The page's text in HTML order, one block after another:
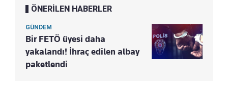
ÖNERİLEN HABERLER
GÜNDEM
Bir FETÖ üyesi daha
yakalandı! İhraç edilen albay
paketlendi